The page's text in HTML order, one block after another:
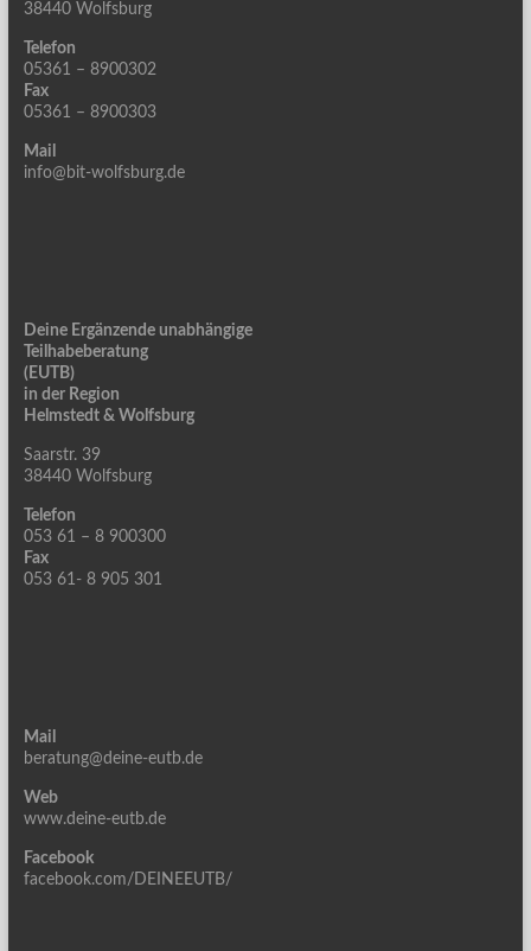
38440 Wolfsburg
Telefon
05361 – 8900302
Fax
05361 – 8900303
Mail
info@bit-wolfsburg.de
Deine Ergänzende unabhängige
Teilhabeberatung
(EUTB)
in der Region
Helmstedt & Wolfsburg
Saarstr. 39
38440 Wolfsburg
Telefon
053 61 – 8 900300
Fax
053 61- 8 905 301
Mail
beratung@deine-eutb.de
Web
www.deine-eutb.de
Facebook
facebook.com/DEINEEUTB/